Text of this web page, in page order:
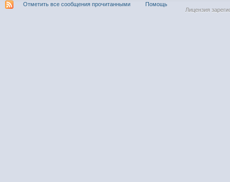
Отметить все сообщения прочитанными
Помощь
Лицензия